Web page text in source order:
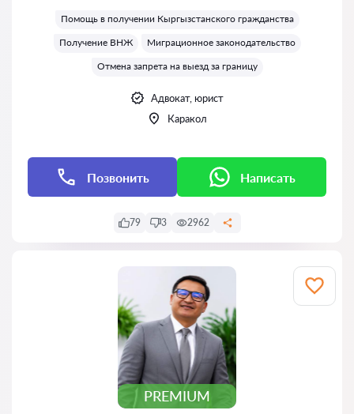
Помощь в получении Кыргызстанского гражданства
Получение ВНЖ
Миграционное законодательство
Отмена запрета на выезд за границу
Адвокат, юрист
Каракол
Позвонить Написать
79 3 2962
PREMIUM